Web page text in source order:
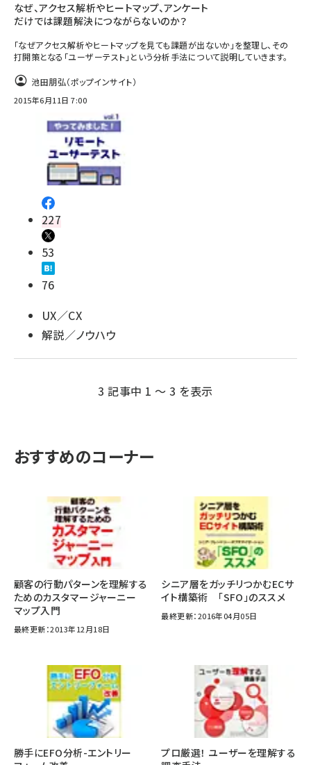
なぜ、アクセス解析やヒートマップ、アンケート
だけでは課題解決につながらないのか？
「なぜアクセス解析やヒートマップを見ても課題が出ないか」を整理し、その
打開策となる「ユーザーテスト」という分析手法について説明していきます。
池田朋弘（ポップインサイト）
2015年6月11日 7:00
227
53
76
UX／CX
解説／ノウハウ
3 記事中 1 ～ 3 を表示
おすすめのコーナー
顧客の行動パターンを理解する
ためのカスタマージャーニー
マップ入門
最終更新：2013年12月18日
シニア層をガッチリつかむECサ
イト構築術 「SFO」のススメ
最終更新：2016年04月05日
勝手にEFO分析-エントリー
プロ厳選！ ユーザーを理解する